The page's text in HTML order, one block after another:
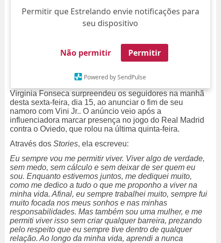
Permitir que Estrelando envie notificações para
seu dispositivo
Não permitir Permitir
Powered by SendPulse
Virginia Fonseca surpreendeu os seguidores na manhã
desta sexta-feira, dia 15, ao anunciar o fim de seu
namoro com Vini Jr.. O anúncio veio após a
influenciadora marcar presença no jogo do Real Madrid
contra o Oviedo, que rolou na última quinta-feira.
Através dos Stories, ela escreveu:
Eu sempre vou me permitir viver. Viver algo de verdade,
sem medo, sem cálculo e sem deixar de ser quem eu
sou. Enquanto estivemos juntos, me dediquei muito,
como me dedico a tudo o que me proponho a viver na
minha vida. Afinal, eu sempre trabalhei muito, sempre fui
muito focada nos meus sonhos e nas minhas
responsabilidades. Mas também sou uma mulher, e me
permiti viver isso sem criar qualquer barreira, prezando
pelo respeito que eu sempre tive dentro de qualquer
relação. Ao longo da minha vida, aprendi a nunca